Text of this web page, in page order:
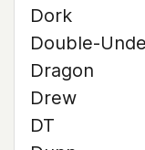
Dork
Double-
Dragon
Drew
DT